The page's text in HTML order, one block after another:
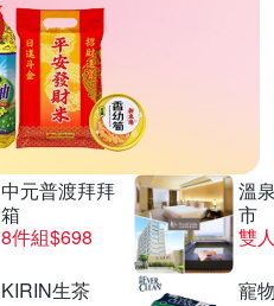
中元普渡拜拜
箱
8件組$698
溫
市
KIRIN生茶
寵